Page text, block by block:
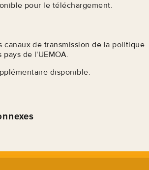
pour le téléchargement.
canaux de transmission de la politique
de l'UEMOA.
disponible.